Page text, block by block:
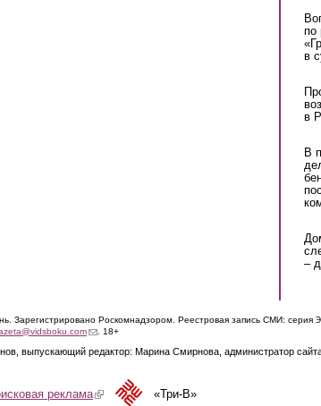
по
в
в
В
–
Зарегистрировано Роскомнадзором. Реестровая запись СМИ: серия
(link sends e-mail)
. 18+
выпускающий редактор: Марина Смирнова, администратор
реклама(link is external)«Три-В»